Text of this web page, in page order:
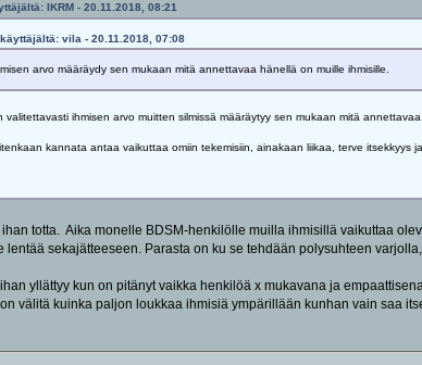
IKRM - 20.11.2018, 08:21
vila - 20.11.2018, 07:08
arvo määräydy sen mukaan mitä annettavaa hänellä on muille ihmisille.
valitettavasti ihmisen arvo muitten silmissä määräytyy sen mukaan mitä
kannata antaa vaikuttaa omiin tekemisiin, ainakaan liikaa, terve
totta. Aika monelle BDSM-henkilölle muilla ihmisillä vaikuttaa
lentää sekajätteeseen. Parasta on ku se tehdään polysuhteen
yllättyy kun on pitänyt vaikka henkilöä x mukavana ja
välitä kuinka paljon loukkaa ihmisiä ympärillään kunhan vain saa